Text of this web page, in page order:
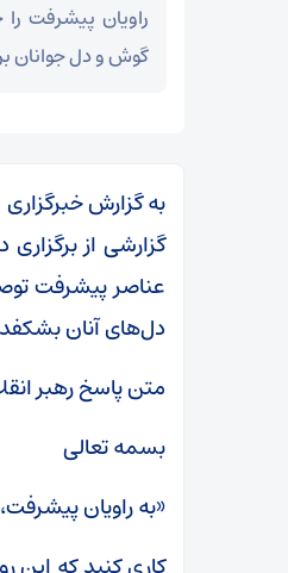
راویان پیشرفت
گوش و دل جوانان
به گزارش
گزارشی از
عناصر پیشرفت
دل‌های آنان
متن پاسخ رهبر
بسمه تعالی
«به راویان